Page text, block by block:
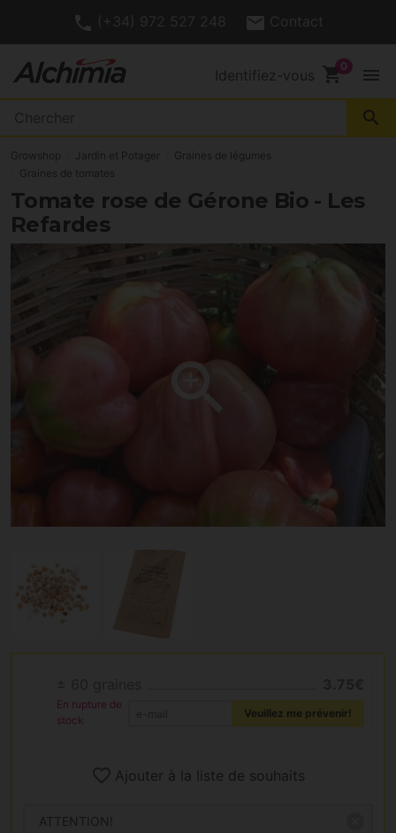
(+34) 972 527 248 Contact
Identifiez-vous shopping_cart menu
search
Growshop Jardin et Potager
Graines de légumes
Graines de tomates
Tomate rose de Gérone Bio - Les
Refardes
En rupture de
stock
Veuillez me prévenir!
Ajouter à la liste de souhaits
ATTENTION!